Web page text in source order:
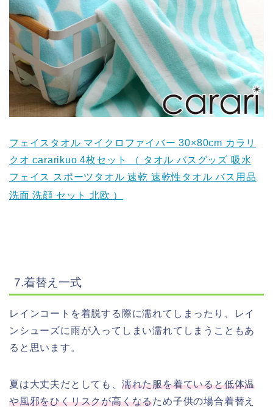
フェイスタオル マイクロファイバー 30×80cm カラリ
クオ cararikuo 4枚セット （ タオル バスグッズ 吸水
フェイス スポーツタオル 速乾 速乾性タオル バス用品
洗面 洗顔 セット 北欧 ）
7.着替え一式
レインコートを着脱する際に濡れてしまったり、レイ
ンシューズに雨が入ってしまい濡れてしまうこともあ
ると思います。
夏は大丈夫だとしても、 濡れた服を着ていると低体温
や風邪をひくリスクが高くなるため子供の場合着替え